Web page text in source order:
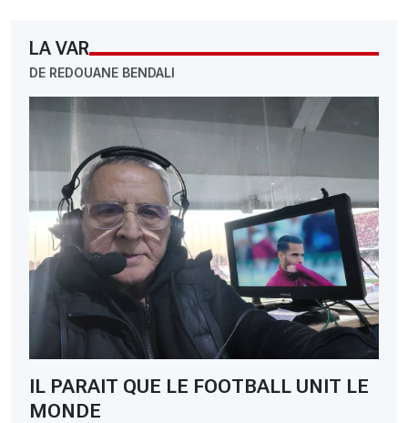
LA VAR
DE REDOUANE BENDALI
IL PARAIT QUE LE FOOTBALL UNIT LE
MONDE